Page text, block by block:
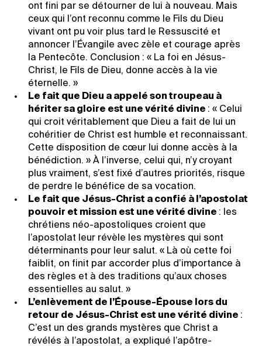
ont fini par se détourner de lui à nouveau. Mais
ceux qui l’ont reconnu comme le Fils du Dieu
vivant ont pu voir plus tard le Ressuscité et
annoncer l’Évangile avec zèle et courage après
la Pentecôte. Conclusion : « La foi en Jésus-
Christ, le Fils de Dieu, donne accès à la vie
éternelle. »
Le fait que Dieu a appelé son troupeau à
hériter sa gloire est une vérité divine : « Celui
qui croit véritablement que Dieu a fait de lui un
cohéritier de Christ est humble et reconnaissant.
Cette disposition de cœur lui donne accès à la
bénédiction. » À l’inverse, celui qui, n’y croyant
plus vraiment, s’est fixé d’autres priorités, risque
de perdre le bénéfice de sa vocation.
Le fait que Jésus-Christ a confié à l’apostolat
pouvoir et mission est une vérité divine : les
chrétiens néo-apostoliques croient que
l’apostolat leur révèle les mystères qui sont
déterminants pour leur salut. « Là où cette foi
faiblit, on finit par accorder plus d’importance à
des règles et à des traditions qu’aux choses
essentielles au salut. »
L’enlèvement de l’Épouse-Épouse lors du
retour de Jésus-Christ est une vérité divine :
C’est un des grands mystères que Christ a
révélés à l’apostolat, a expliqué l’apôtre-